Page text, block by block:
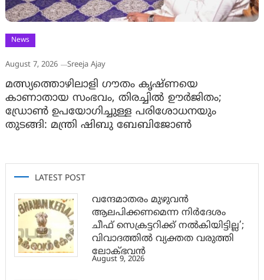
News
August 7, 2026 Sreeja Ajay
മത്സ്യത്തൊഴിലാളി ഗൗതം കൃഷ്ണയെ
കാണാതായ സംഭവം, തിരച്ചിൽ ഊർജിതം;
ഡ്രോണ്‍ ഉപയോഗിച്ചുള്ള പരിശോധനയും
തുടങ്ങി: മന്ത്രി ഷിബു ബേബിജോണ്‍
LATEST POST
വന്ദേമാതരം മുഴുവൻ
ആലപിക്കണമെന്ന നിർദേശം
ചീഫ് സെക്രട്ടറിക്ക് നൽകിയിട്ടില്ല’;
വിവാദത്തിൽ വ്യക്തത വരുത്തി
ലോക്ഭവൻ
August 9, 2026